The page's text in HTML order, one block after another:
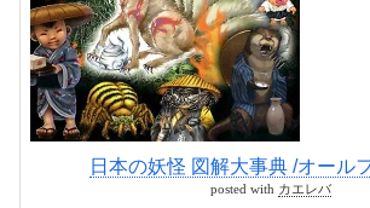
日本の妖怪 図解大事典 /オール
posted with カエレバ